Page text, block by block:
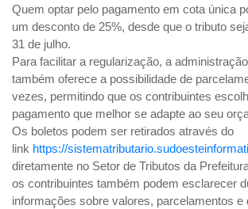
Quem optar pelo pagamento em cota única
um desconto de 25%, desde que o tributo
31 de julho.
Para facilitar a regularização, a
também oferece a possibilidade de
vezes, permitindo que os contribuintes
pagamento que melhor se adapte ao seu
Os boletos podem ser retirados através do
link https://
diretamente no Setor de Tributos da
os contribuintes também podem esclarecer
informações sobre valores, parcelamentos e